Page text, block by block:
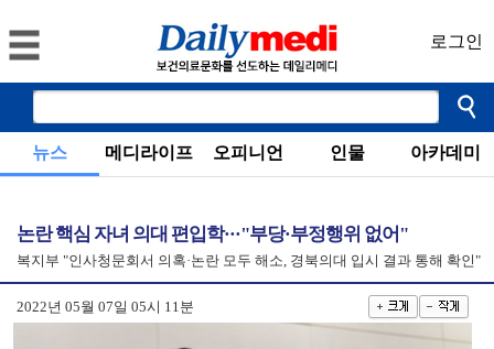
로그인
뉴스 메디라이프 오피니언 인물 아카데미
논란 핵심 자녀 의대 편입학···"부당·부정행위 없어"
복지부 "인사청문회서 의혹·논란 모두 해소, 경북의대 입시 결과 통해 확인"
2022년 05월 07일 05시 11분